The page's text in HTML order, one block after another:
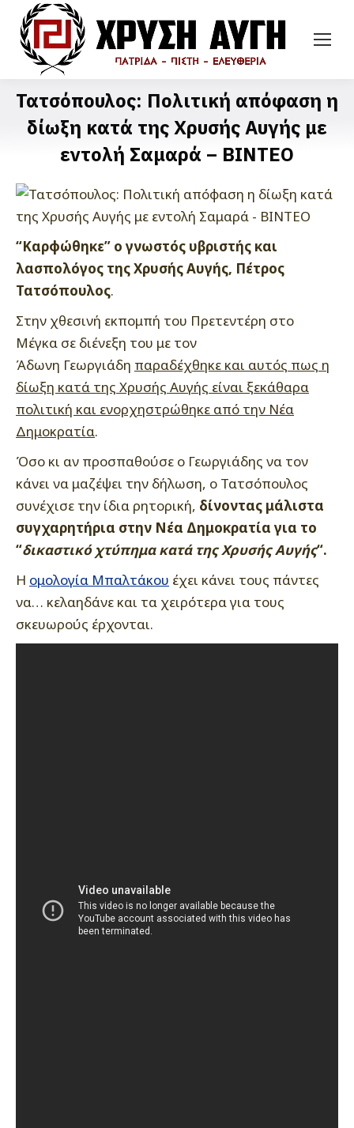
Τατσόπουλος: Πολιτική απόφαση η
δίωξη κατά της Χρυσής Αυγής με
εντολή Σαμαρά – ΒΙΝΤΕΟ
“Καρφώθηκε” ο γνωστός υβριστής και
λασπολόγος της Χρυσής Αυγής, Πέτρος
Τατσόπουλος.
Στην χθεσινή εκπομπή του Πρετεντέρη στο
Μέγκα σε διένεξη του με τον
Άδωνη Γεωργιάδη παραδέχθηκε και αυτός πως η
δίωξη κατά της Χρυσής Αυγής είναι ξεκάθαρα
πολιτική και ενορχηστρώθηκε από την Νέα
Δημοκρατία.
Όσο κι αν προσπαθούσε ο Γεωργιάδης να τον
κάνει να μαζέψει την δήλωση, ο Τατσόπουλος
συνέχισε την ίδια ρητορική, δίνοντας μάλιστα
συγχαρητήρια στην Νέα Δημοκρατία για το
“δικαστικό χτύπημα κατά της Χρυσής Αυγής“.
Η ομολογία Μπαλτάκου έχει κάνει τους πάντες
να… κελαηδάνε και τα χειρότερα για τους
σκευωρούς έρχονται.